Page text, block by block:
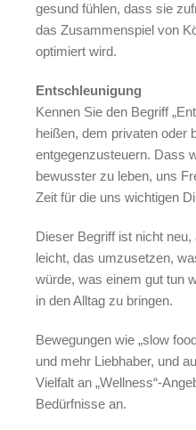
gesund fühlen, dass sie
das Zusammenspiel von
optimiert wird.
Entschleunigung
Kennen Sie den Begriff
heißen, dem privaten oder
entgegenzusteuern. Dass
bewusster zu leben, uns
Zeit für die uns wichtigen
Dieser Begriff ist nicht
leicht, das umzusetzen,
würde, was einem gut tun
in den Alltag zu bringen.
Bewegungen wie „slow
und mehr Liebhaber, und
Vielfalt an „Wellness“-
Bedürfnisse an.